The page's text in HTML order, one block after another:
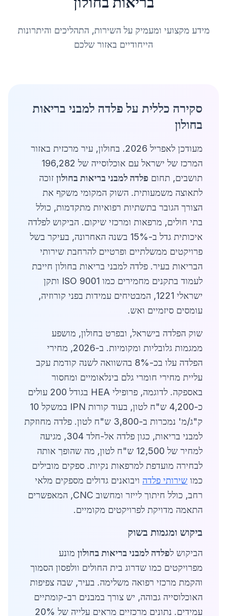
מידע מקצועי ומעמיק על השירות, התהליכים והיתרונות
הייחודיים באזור שלכם
סקירה כללית על פלדה למבני בריאות
בחולון
מעודכן לאפריל 2026. בחולון, עיר מרכזית באזור
המרכז של ישראל עם אוכלוסייה של 196,282
תושבים, תחום פלדה למבני בריאות בחולון זוכה
לתאוצה משמעותית. השוק המקומי משקף את
הצורך הגובר בתשתיות רפואיות מתקדמות, כולל
בתי חולים, מרפאות ומרכזי שיקום. הביקוש לפלדה
איכותית גדל ב-15% בשנה האחרונה, בעיקר בשל
פרויקטים ממשלתיים ופרטיים להרחבת שירותי
הבריאות בעיר. פלדה למבני בריאות בחולון חייבת
לעמוד בתקנים מחמירים כמו ISO 9001 ותקן
ישראלי 1221, המבטיחים עמידות בפני קורוזיה,
עומסים סיזמיים ואש.
שוק הפלדה בישראל, ובפרט בחולון, מושפע
ממגמות גלובליות ומקומיות. ב-2026, מחירי
הפלדה עלו בכ-8% בהשוואה לשנה קודמת עקב
עליית מחירי חומרי גלם בינלאומיים ומחסור
באספקה. לדוגמה, פרופילי HEA בגודל 200 עולים
כ-4,200 ש"ח לטון, בעוד קורות IPN במשקל 10
ק"ג/מ' נמכרות ב-3,800 ש"ח לטון. פלדה מחוזקת
למבני בריאות, כגון פלדה אל-חלד 304, מגיעה
למחיר של 12,500 ש"ח לטון, מה שהופך אותה
לבחירה מועדפת למרפאות נקיות. ספקים מובילים
כמו שירותי פלדה ויבואנים גדולים מספקים מלאי
רחב, כולל חיתוך לייזר ומחשוב CNC, המאפשרים
התאמה מדויקת לפרויקטים מקומיים.
ביקוש ומגמות בשוק
הביקוש לפלדה למבני בריאות בחולון מונע
מפרויקטים כמו שדרוג בית החולים וולפסון הסמוך
והקמת מרכזי רפואה משלימה. בעיר, שבה צפיפות
האוכלוסייה גבוהה, יש צורך במבנים רב-קומתיים
עמידים. נתונים מרכזיים מראים עלייה של 20%